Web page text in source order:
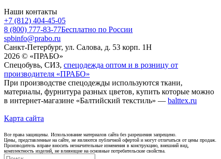
Наши контакты
+7 (812) 404-45-05
8 (800) 777-83-77Бесплатно по России
spbinfo@prabo.ru
Санкт-Петербург, ул. Салова, д. 53 корп. 1Н
2026 © «ПРАБО»
Спецобувь, СИЗ, спецодежда оптом и в розницу от
производителя «ПРАБО»
При производстве спецодежды используются ткани,
материалы, фурнитура разных цветов, купить которые можно
в интернет-магазине «Балтийский текстиль» — balttex.ru
Карта сайта
Все права защищены. Использование материалов сайта без разрешения запрещено.
Цены, представленные на сайте, не являются публичной офертой и могут отличаться от цены продаж.
Производитель вправе вносить незначительные изменения в конструкцию, внешний вид,
комплектность изделий, не влияющие на основные потребительские свойства.